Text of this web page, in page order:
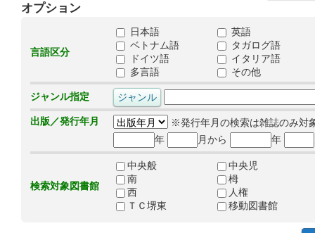
オプション
言語区分
日本語
英語
ベトナム語
タガログ語
ドイツ語
イタリア語
多言語
その他
ジャンル指定
出版／発行年月
※発行年月の検索は雑誌のみ対
年
月から 年
検索対象図書館
中央般
中央児
南
栂
西
人権
ＴＣ堺東
移動図書館